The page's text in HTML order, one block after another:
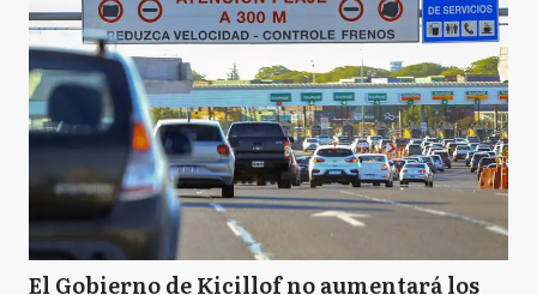
El Gobierno de Kicillof no aumentará los